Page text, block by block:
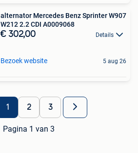
alternator Mercedes Benz Sprinter W907
W212 2.2 CDI A0009068
€ 302,00 Details
Bezoek website 5 aug 26
1 2 3
Pagina 1 van 3